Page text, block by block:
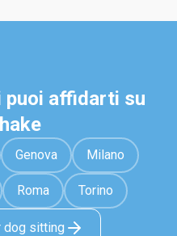
puoi affidarti su
Genova Milano
Roma Torino
dog sitting